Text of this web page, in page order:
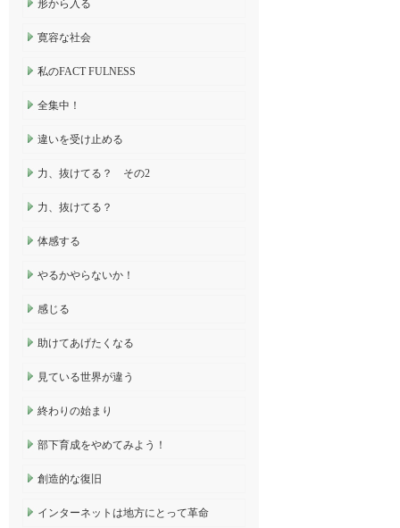
形から入る
寛容な社会
私のFACT FULNESS
全集中！
違いを受け止める
力、抜けてる？ その2
力、抜けてる？
体感する
やるかやらないか！
感じる
助けてあげたくなる
見ている世界が違う
終わりの始まり
部下育成をやめてみよう！
創造的な復旧
インターネットは地方にとって革命